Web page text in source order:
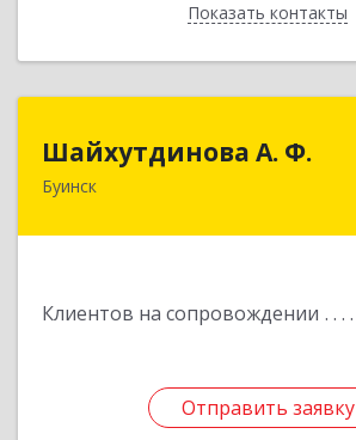
Показать контакты
Назад
Шайхутдинова А. Ф.
Буинск
Клиентов на сопровождении
Отправить заявку
Отправить заявку